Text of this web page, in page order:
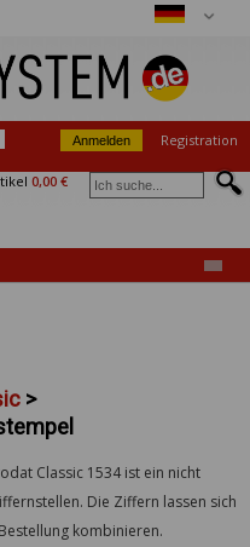
Registration
0,00 €
>
Classic 1534 ist ein nicht
Die Ziffern lassen sich
kombinieren.